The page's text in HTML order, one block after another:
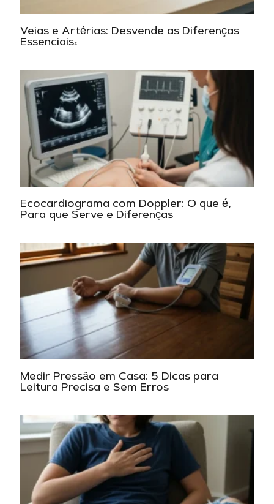
Veias e Artérias: Desvende as Diferenças
Essenciais!
Ecocardiograma com Doppler: O que é,
Para que Serve e Diferenças
Medir Pressão em Casa: 5 Dicas para
Leitura Precisa e Sem Erros